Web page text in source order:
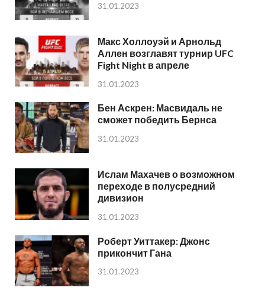
31.01.2023
Макс Холлоуэй и Арнольд
Аллен возглавят турнир UFC
Fight Night в апреле
31.01.2023
Бен Аскрен: Масвидаль не
сможет победить Бернса
31.01.2023
Ислам Махачев о возможном
переходе в полусредний
дивизион
31.01.2023
Роберт Уиттакер: Джонс
прикончит Гана
31.01.2023